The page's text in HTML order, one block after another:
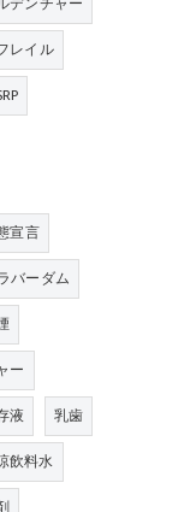
レイル
宣言
バーダム
ー
液
乳歯
飲料水